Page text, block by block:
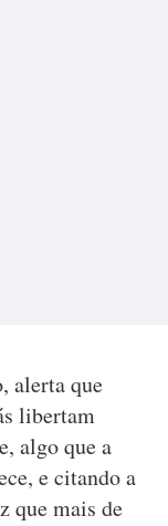
alerta que
libertam
algo que a
e citando a
que mais de